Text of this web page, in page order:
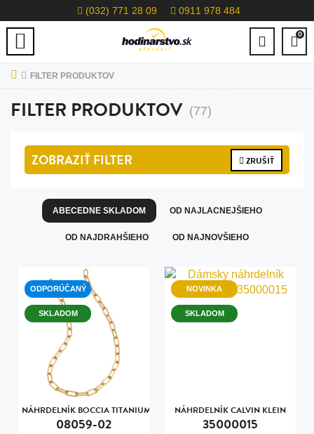
(032) 771 28 09 0911 978 484
0
FILTER PRODUKTOV
FILTER PRODUKTOV (77)
ZOBRAZIŤFILTER ZRUŠIŤ
ABECEDNE SKLADOM OD NAJLACNEJŠIEHO
OD NAJDRAHŠIEHO OD NAJNOVŠIEHO
ODPORÚČANÝ
SKLADOM
NÁHRDELNÍK BOCCIA TITANIUM
08059-02
NOVINKA
SKLADOM
NÁHRDELNÍK CALVIN KLEIN
35000015